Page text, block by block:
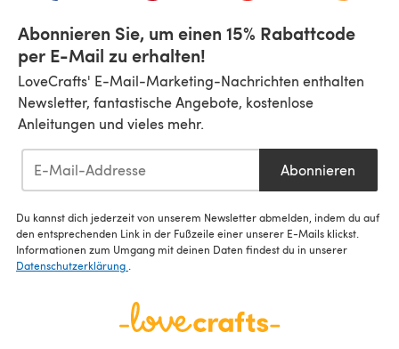
Abonnieren Sie, um einen 15% Rabattcode
per E-Mail zu erhalten!
LoveCrafts' E-Mail-Marketing-Nachrichten enthalten
Newsletter, fantastische Angebote, kostenlose
Anleitungen und vieles mehr.
Abonnieren
Du kannst dich jederzeit von unserem Newsletter abmelden, indem du auf
den entsprechenden Link in der Fußzeile einer unserer E-Mails klickst.
Informationen zum Umgang mit deinen Daten findest du in unserer
Datenschutzerklärung